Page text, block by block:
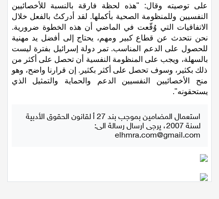
وتحدثرئيس الهستدروت، أرنون بار دافيد تزامنا مع المصادقة
على توصيته وقال: "هذه لحظة فارقة بالنسبة للأخصائيين
النفسيين وللمنظومة الصحية بأكملها. لقد أدركتُ بالفعل خلال
الاتفاقيات التي وُقّعت في الماضي أن هذه الخطوة ضرورية.
نحن نتحدث عن قطاع كبير ومهم، يحتاج إلى أفضل يد مهنية
للحصول على الدعم المناسب. تمر دولة إسرائيل بفترة ليست
بالسهلة، ويجب على المنظومة النفسية أن تحصل على أكثر من
ذلك بكثير، وسوف تحصل على أكثر بكثير. إن قرارنا واضح، وهو
منح الأخصائيين النفسيين الدعم والحماية والتمثيل الذي
استعمال المضامين بموجب بند 27 أ لقانون الحقوق الأدبية
لسنة 2007، يرجى ارسال رسالة الى: